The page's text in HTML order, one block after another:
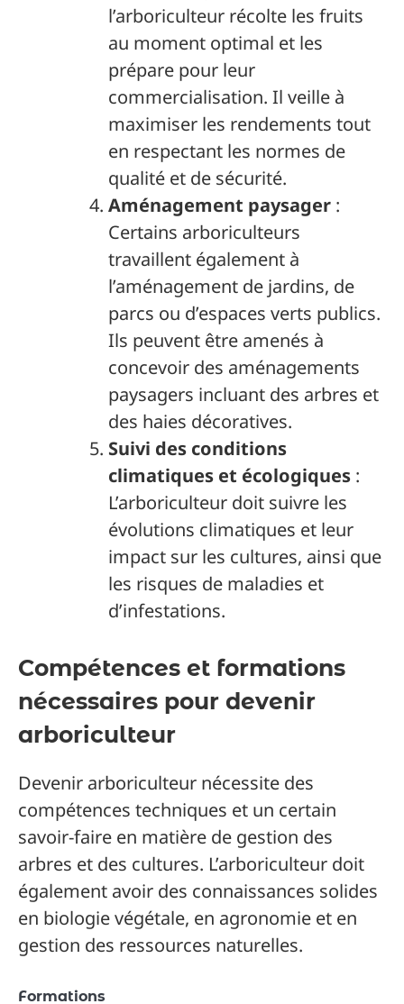
l’arboriculteur récolte les fruits
au moment optimal et les
prépare pour leur
commercialisation. Il veille à
maximiser les rendements tout
en respectant les normes de
qualité et de sécurité.
Aménagement paysager :
Certains arboriculteurs
travaillent également à
l’aménagement de jardins, de
parcs ou d’espaces verts publics.
Ils peuvent être amenés à
concevoir des aménagements
paysagers incluant des arbres et
des haies décoratives.
Suivi des conditions
climatiques et écologiques :
L’arboriculteur doit suivre les
évolutions climatiques et leur
impact sur les cultures, ainsi que
les risques de maladies et
d’infestations.
Compétences et formations
nécessaires pour devenir
arboriculteur
Devenir arboriculteur nécessite des
compétences techniques et un certain
savoir-faire en matière de gestion des
arbres et des cultures. L’arboriculteur doit
également avoir des connaissances solides
en biologie végétale, en agronomie et en
gestion des ressources naturelles.
Formations